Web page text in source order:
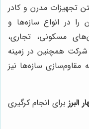
تجهیزات مدرن و کادر
در انواع سازه‌ها و
مسکونی، تجاری،
همچنین در زمینه
مقاوم‌سازی سازه‌ها نیز
برای انجام کرگیری